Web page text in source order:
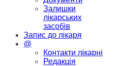
Залишки
лікарських
засобів
Запис до лікаря
@
Контакти лікарні
Редакція